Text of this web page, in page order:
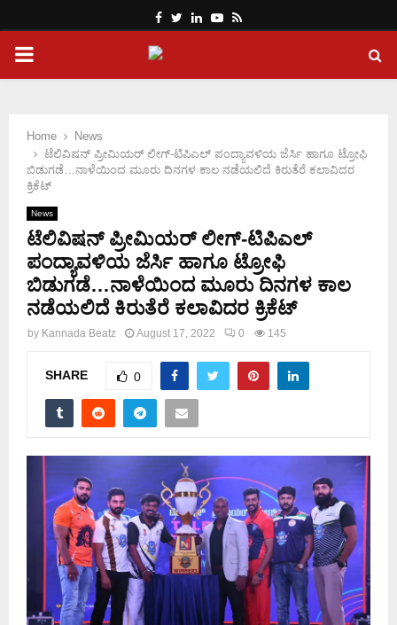
Facebook
Twitter
LinkedinYoutube
Rss
PRIMARY
Home
News
ಟೆಲಿವಿಷನ್ ಪ್ರೀಮಿಯರ್ ಲೀಗ್-ಟಿಪಿಎಲ್ ಪಂದ್ಯಾವಳಿಯ ಜೆರ್ಸಿ ಹಾಗೂ ಟ್ರೋಫಿ
ಬಿಡುಗಡೆ…ನಾಳೆಯಿಂದ ಮೂರು ದಿನಗಳ ಕಾಲ ನಡೆಯಲಿದೆ ಕಿರುತೆರೆ ಕಲಾವಿದರ
ಕ್ರಿಕೆಟ್
News
ಟೆಲಿವಿಷನ್ ಪ್ರೀಮಿಯರ್ ಲೀಗ್-ಟಿಪಿಎಲ್
ಪಂದ್ಯಾವಳಿಯ ಜೆರ್ಸಿ ಹಾಗೂ ಟ್ರೋಫಿ
ಬಿಡುಗಡೆ…ನಾಳೆಯಿಂದ ಮೂರು ದಿನಗಳ ಕಾಲ
ನಡೆಯಲಿದೆ ಕಿರುತೆರೆ ಕಲಾವಿದರ ಕ್ರಿಕೆಟ್
by Kannada Beatz August 17, 2022 0 145
SHARE 0